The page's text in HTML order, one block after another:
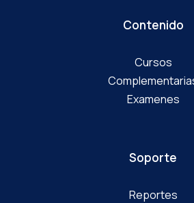
Contenido
Cursos
Examenes
Soporte
Reportes